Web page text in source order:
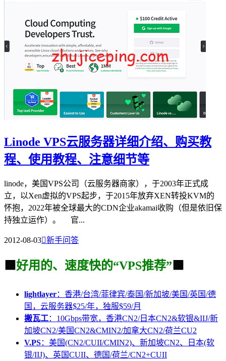
Linode VPS云服务器详细介绍、购买教
程、使用教程、注意细节等
linode，美国VPS公司（云服务器商家），于2003年正式成
立，以Xen虚拟的VPS起步，于2015年放弃XEN转投KVM的
怀抱，2022年被全球最大的CDN企业akamai收购（但是依旧保
持独立运作）。 官...
2012-08-03新手问答
🟩 好用的、速度快的“VPS推荐” 🟩
lightlayer：香港/台湾/菲律宾/泰国/新加坡/美国/英国/德
国，云服务器$25/年，独服$59/月
搬瓦工：10Gbps带宽，香港CN2/日本CN2&软银&IIJ/新
加坡CN2/美国CN2&CMIN2/加拿大CN2/荷兰CU2
V.PS：美国(CN2/CUII/CMIN2)、新加坡CN2、日本(软
银/IIJ)、英国CUII、德国/荷兰/CN2+CUII